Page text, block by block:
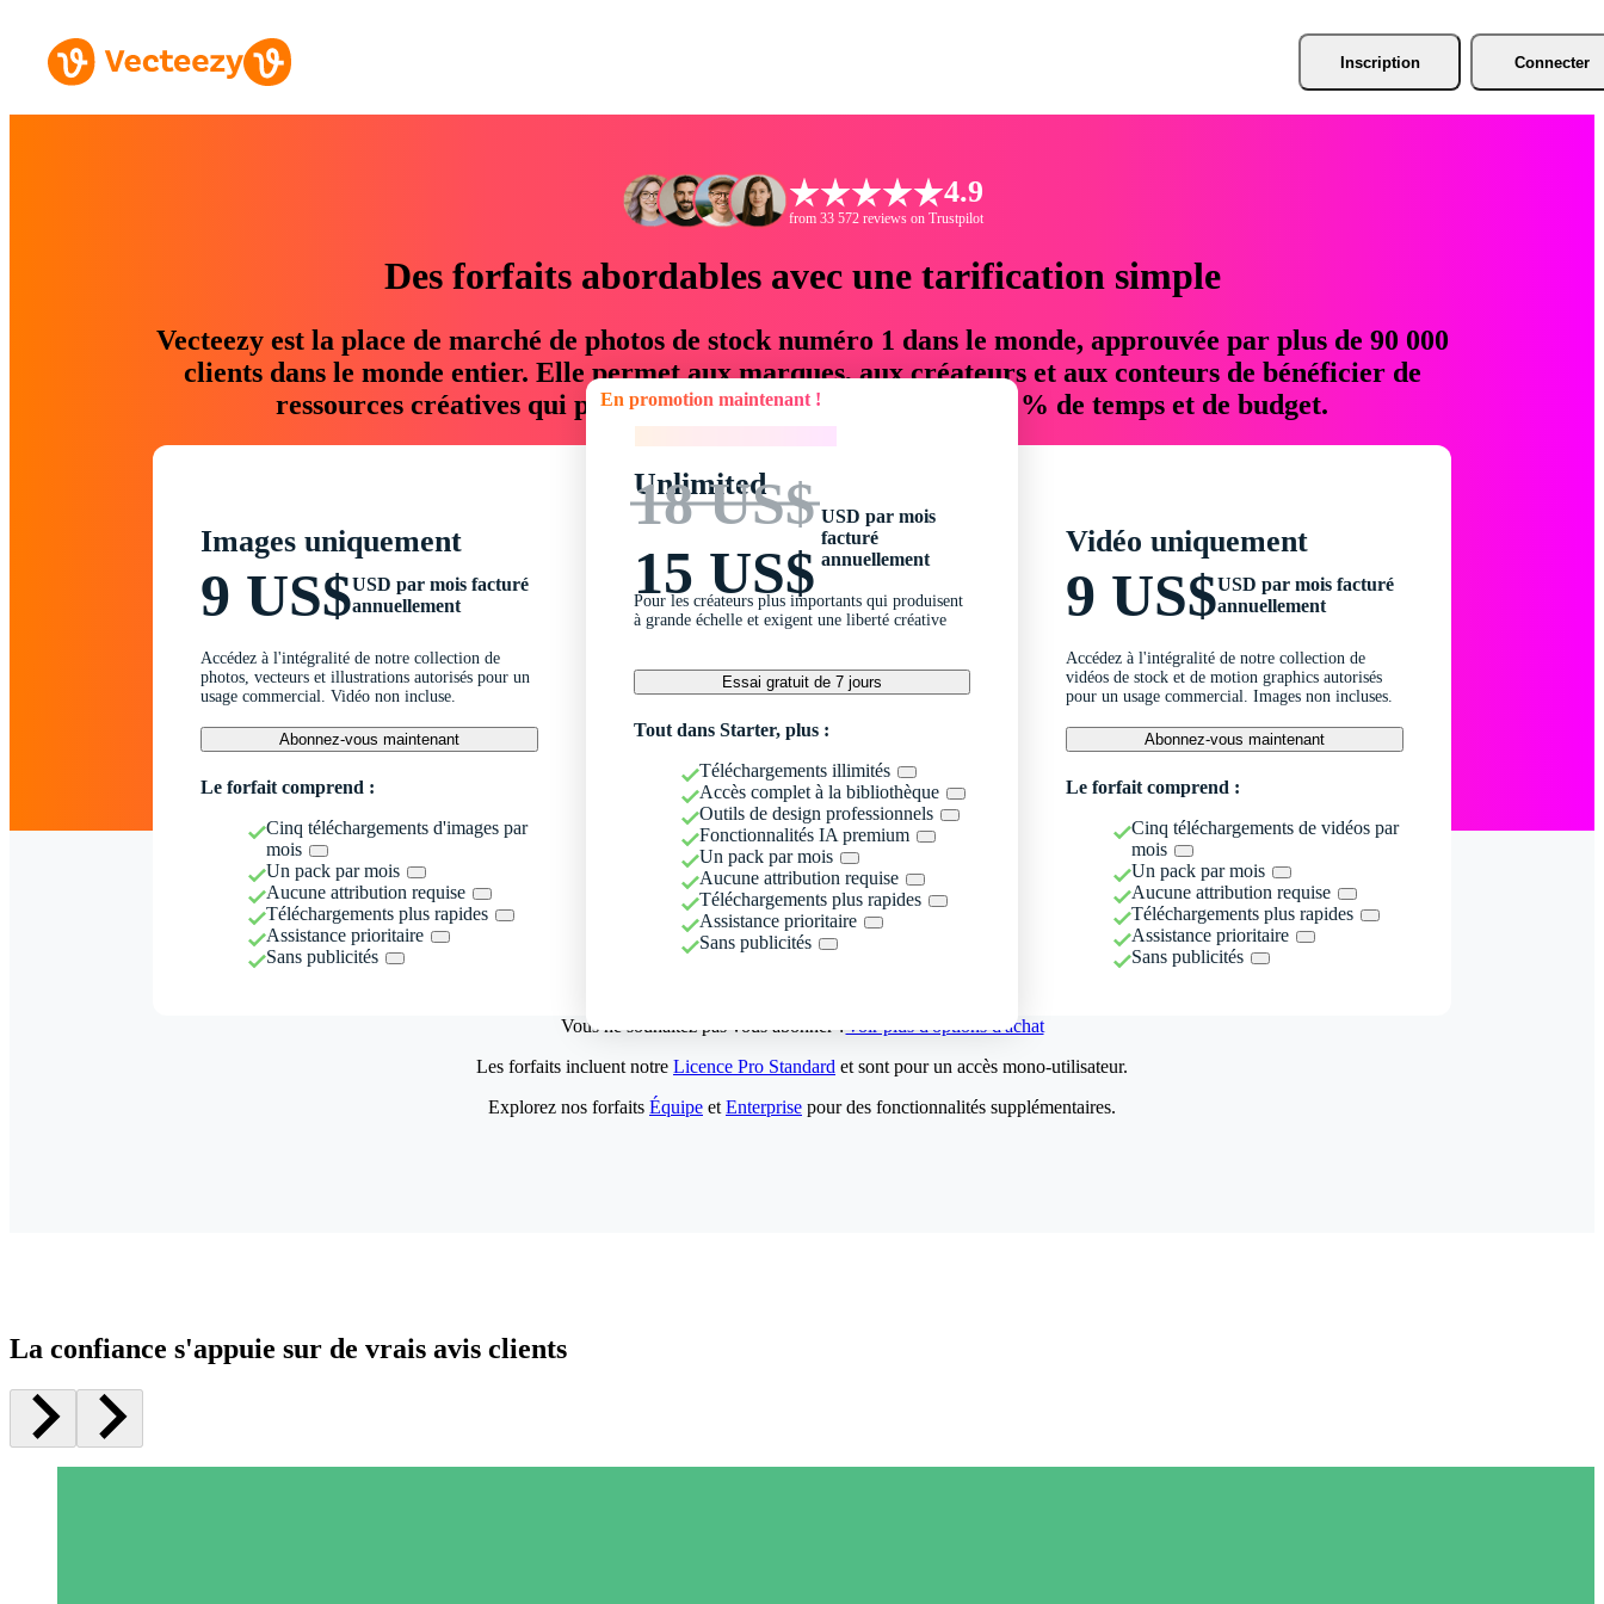
Inscription Connecter
4.9
from 33 572 reviews on Trustpilot
Des forfaits abordables avec une tarification simple
Vecteezy est la place de marché de photos de stock numéro 1 dans le monde, approuvée par plus de 90 000
clients dans le monde entier. Elle permet aux marques, aux créateurs et aux conteurs de bénéficier de
ressources créatives qui permettent d'économiser jusqu'à 76 % de temps et de budget.
Images uniquement
9 US$USD par mois facturé
annuellement
Accédez à l'intégralité de notre collection de
photos, vecteurs et illustrations autorisés pour un
usage commercial. Vidéo non incluse.
Abonnez-vous maintenant
Le forfait comprend :
Cinq téléchargements d'images par
mois
Un pack par mois
Aucune attribution requise
Téléchargements plus rapides
Assistance prioritaire
Sans publicités
En promotion maintenant !
Unlimited
18 US$
15 US$
USD par mois
facturé
annuellement
Pour les créateurs plus importants qui produisent
à grande échelle et exigent une liberté créative
Essai gratuit de 7 jours
Tout dans Starter, plus :
Téléchargements illimités
Accès complet à la bibliothèque
Outils de design professionnels
Fonctionnalités IA premium
Un pack par mois
Aucune attribution requise
Téléchargements plus rapides
Assistance prioritaire
Sans publicités
Vidéo uniquement
9 US$USD par mois facturé
annuellement
Accédez à l'intégralité de notre collection de
vidéos de stock et de motion graphics autorisés
pour un usage commercial. Images non incluses.
Abonnez-vous maintenant
Le forfait comprend :
Cinq téléchargements de vidéos par
mois
Un pack par mois
Aucune attribution requise
Téléchargements plus rapides
Assistance prioritaire
Sans publicités
Vous ne souhaitez pas vous abonner ?Voir plus d'options d'achat
Les forfaits incluent notre Licence Pro Standard et sont pour un accès mono-utilisateur.
Explorez nos forfaits Équipe et Enterprise pour des fonctionnalités supplémentaires.
La confiance s'appuie sur de vrais avis clients